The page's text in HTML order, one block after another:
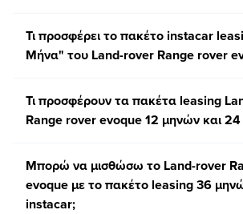
Τι προσφέρει το πακέτο instacar
Μήνα" του Land-rover Range rover
Τι προσφέρουν τα πακέτα leasing
Range rover evoque 12 μηνών και
Μπορώ να μισθώσω το Land-rover
evoque με το πακέτο leasing 36
instacar;